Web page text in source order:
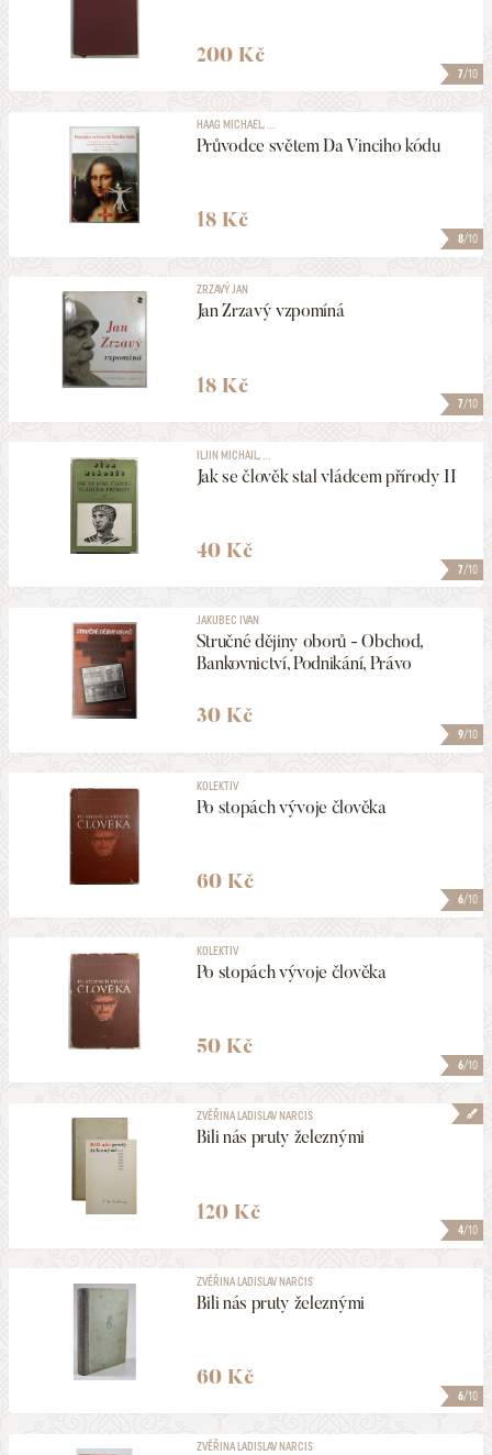
7/10
200 Kč
8/10
HAAG MICHAEL, ...
Průvodce světem Da Vinciho kódu
18 Kč
7/10
ZRZAVÝ JAN
Jan Zrzavý vzpomíná
18 Kč
7/10
ILJIN MICHAIL, ...
Jak se člověk stal vládcem přírody II
40 Kč
9/10
JAKUBEC IVAN
Stručné dějiny oborů - Obchod,
Bankovnictví, Podnikání, Právo
30 Kč
6/10
KOLEKTIV
Po stopách vývoje člověka
60 Kč
6/10
KOLEKTIV
Po stopách vývoje člověka
50 Kč
4/10
ZVĚŘINA LADISLAV NARCIS
Bili nás pruty železnými
120 Kč
6/10
ZVĚŘINA LADISLAV NARCIS
Bili nás pruty železnými
60 Kč
ZVĚŘINA LADISLAV NARCIS